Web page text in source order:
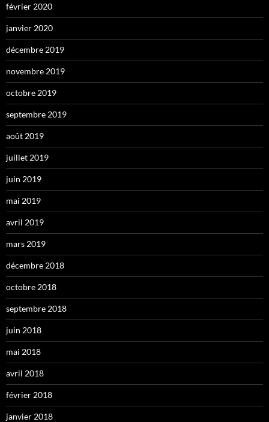
février 2020
janvier 2020
décembre 2019
novembre 2019
octobre 2019
septembre 2019
août 2019
juillet 2019
juin 2019
mai 2019
avril 2019
mars 2019
décembre 2018
octobre 2018
septembre 2018
juin 2018
mai 2018
avril 2018
février 2018
janvier 2018